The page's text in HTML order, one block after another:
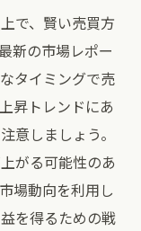
で、賢い売買方
新の市場レポー
タイミングで売
昇トレンドにあ
意しましょう。
がる可能性のあ
場動向を利用し
を得るための戦